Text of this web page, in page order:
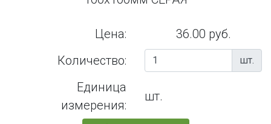
Цена:
36.00 руб.
Количество:
шт.
Единица
измерения:
шт.